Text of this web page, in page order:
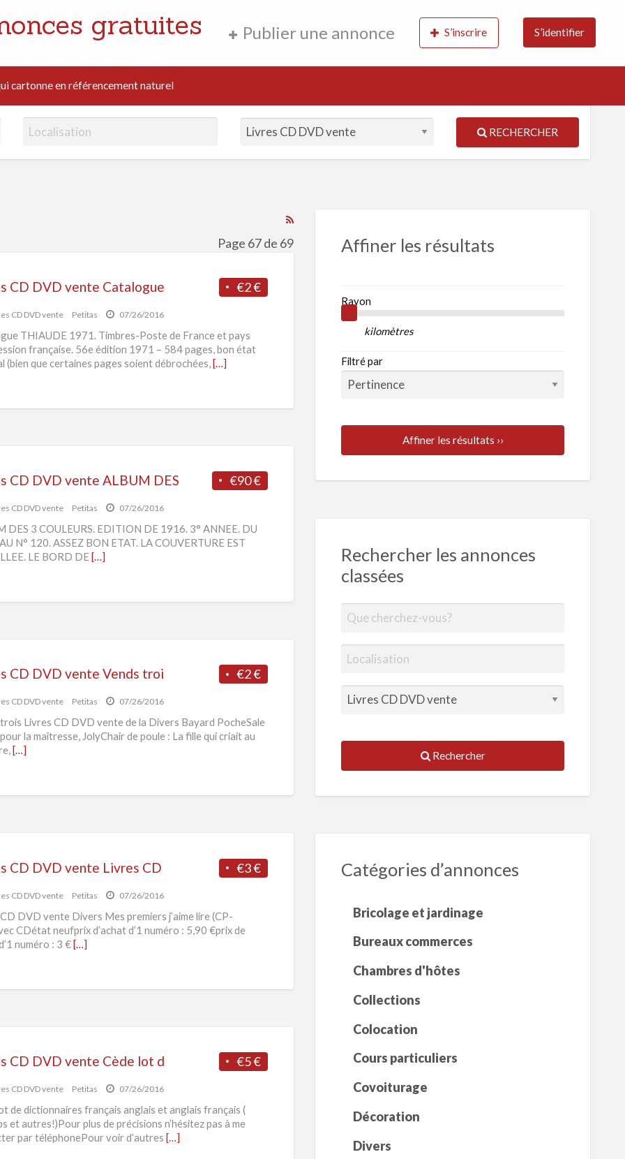
gratuites Publier une annonce S’inscrire S’identifier
cartonne en référencement naturel
RECHERCHER
RSS
Feed
Page 67 de 69
€2 €
CD DVD vente Catalogue
CD DVD vente Petitas 07/26/2016
THIAUDE 1971. Timbres-Poste de France et pays
française. 56e édition 1971 – 584 pages, bon état
(bien que certaines pages soient débrochées,[…]
€90 €
CD DVD vente ALBUM DES
CD DVD vente Petitas 07/26/2016
DES 3 COULEURS. EDITION DE 1916. 3° ANNEE. DU
N° 120. ASSEZ BON ETAT. LA COUVERTURE EST
LE BORD DE[…]
€2 €
CD DVD vente Vends troi
CD DVD vente Petitas 07/26/2016
Livres CD DVD vente de la Divers Bayard PocheSale
la maîtresse, JolyChair de poule : La fille qui criait au
[…]
€3 €
CD DVD vente Livres CD
CD DVD vente Petitas 07/26/2016
DVD vente Divers Mes premiers j’aime lire (CP-
CDétat neufprix d’achat d’1 numéro : 5,90 €prix de
numéro : 3 €[…]
€5 €
CD DVD vente Cède lot d
CD DVD vente Petitas 07/26/2016
de dictionnaires français anglais et anglais français (
et autres!)Pour plus de précisions n’hésitez pas à me
par téléphonePour voir d’autres […]
Affiner les résultats
Rayon
kilomètres
Filtré par
Affiner les résultats ››
Rechercher les annonces
classées
Rechercher
Catégories d’annonces
Bricolage et jardinage
Bureaux commerces
Chambres d'hôtes
Collections
Colocation
Cours particuliers
Covoiturage
Décoration
Divers